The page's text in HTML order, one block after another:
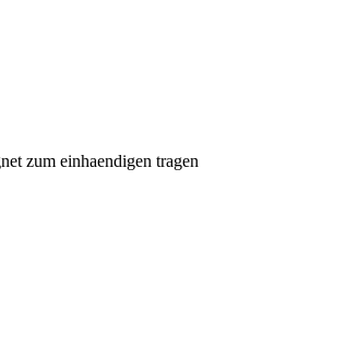
zum einhaendigen tragen